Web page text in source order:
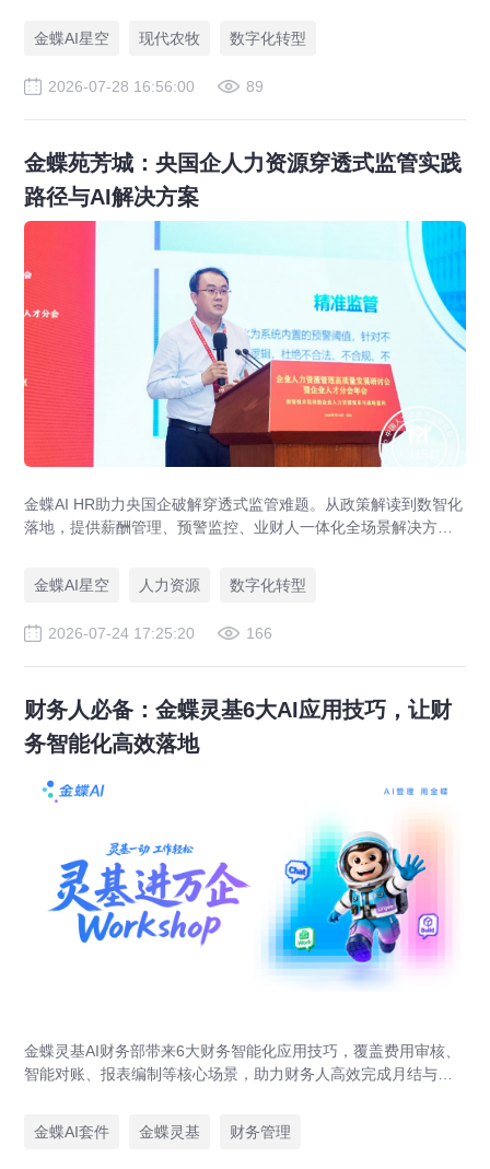
金蝶AI星空
现代农牧 数字化转型
2026-07-28 16:56:00 89
金蝶苑芳城：央国企人力资源穿透式监管实践
路径与AI解决方案
金蝶AI HR助力央国企破解穿透式监管难题。从政策解读到数智化
落地，提供薪酬管理、预警监控、业财人一体化全场景解决方
金蝶AI星空
人力资源 数字化转型
2026-07-24 17:25:20 166
财务人必备：金蝶灵基6大AI应用技巧，让财
务智能化高效落地
金蝶灵基AI财务部带来6大财务智能化应用技巧，覆盖费用审核、
智能对账、报表编制等核心场景，助力财务人高效完成月结与业
金蝶AI套件
金蝶灵基 财务管理